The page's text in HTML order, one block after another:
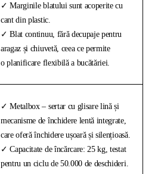
✓ Marginile blatului sunt acoperite cu
cant din plastic.
✓ Blat continuu, fără decupaje pentru
aragaz și chiuvetă, ceea ce permite
o planificare flexibilă a bucătăriei.
✓ Metalbox – sertar cu glisare lină și
mecanisme de închidere lentă integrate,
care oferă închidere ușoară și silențioasă.
✓ Capacitate de încărcare: 25 kg, testat
pentru un ciclu de 50.000 de deschideri.